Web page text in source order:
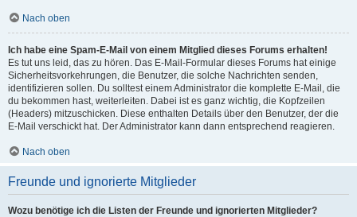
Nach oben
Ich habe eine Spam-E-Mail von einem Mitglied dieses Forums erhalten!
Es tut uns leid, das zu hören. Das E-Mail-Formular dieses Forums hat einige
Sicherheitsvorkehrungen, die Benutzer, die solche Nachrichten senden,
identifizieren sollen. Du solltest einem Administrator die komplette E-Mail, die
du bekommen hast, weiterleiten. Dabei ist es ganz wichtig, die Kopfzeilen
(Headers) mitzuschicken. Diese enthalten Details über den Benutzer, der die
E-Mail verschickt hat. Der Administrator kann dann entsprechend reagieren.
Nach oben
Freunde und ignorierte Mitglieder
Wozu benötige ich die Listen der Freunde und ignorierten Mitglieder?